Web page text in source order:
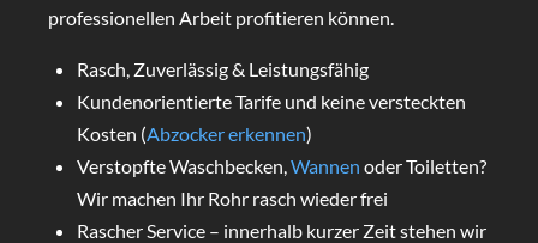
professionellen Arbeit profitieren können.
Rasch, Zuverlässig & Leistungsfähig
Kundenorientierte Tarife und keine versteckten
Kosten (Abzocker erkennen)
Verstopfte Waschbecken, Wannen oder Toiletten?
Wir machen Ihr Rohr rasch wieder frei
Rascher Service – innerhalb kurzer Zeit stehen wir